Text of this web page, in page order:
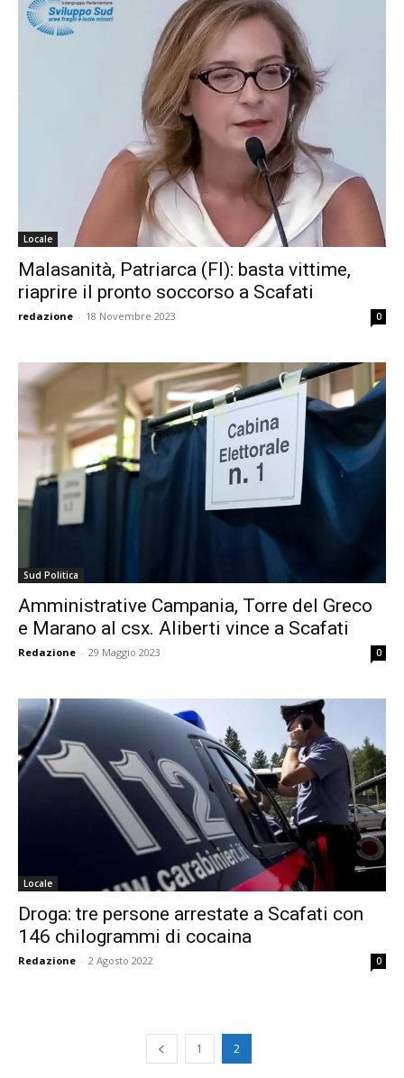
Locale
Malasanità, Patriarca (FI): basta vittime,
riaprire il pronto soccorso a Scafati
redazione - 18 Novembre 2023 0
Sud Politica
Amministrative Campania, Torre del Greco
e Marano al csx. Aliberti vince a Scafati
Redazione - 29 Maggio 2023 0
Locale
Droga: tre persone arrestate a Scafati con
146 chilogrammi di cocaina
Redazione - 2 Agosto 2022 0
1 2